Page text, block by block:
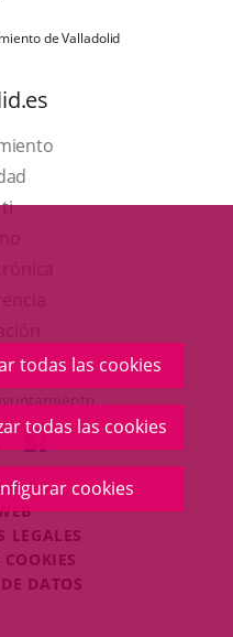
todas las cookies
todas las cookies
cookies
de Valladolid
ti
en
una
ventana
nueva.
aplicación
externa.
ENLACE
A
UNA
APLICACIÓN
EXTERNA.
ENLACE
A
UNA
EXTERNA.
LEGALES
DATOS